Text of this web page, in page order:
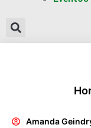
Amanda